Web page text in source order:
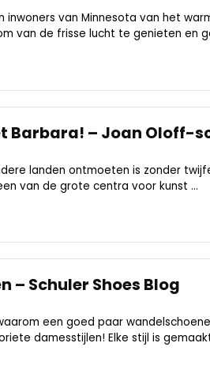
van Minnesota van het
van de frisse lucht te genieten en
Barbara! – Joan Oloff-
landen ontmoeten is zonder
van de grote centra voor kunst ...
– Schuler Shoes Blog
een ​​goed paar
damesstijlen! Elke stijl is